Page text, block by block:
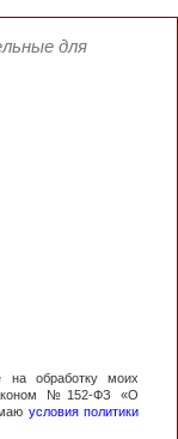
для
на обработку моих
№152-ФЗ «О
условия политики